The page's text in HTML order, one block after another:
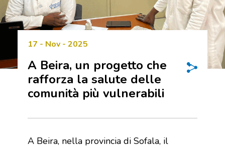
17 - Nov - 2025
A Beira, un progetto che
rafforza la salute delle
comunità più vulnerabili
A Beira, nella provincia di Sofala, il